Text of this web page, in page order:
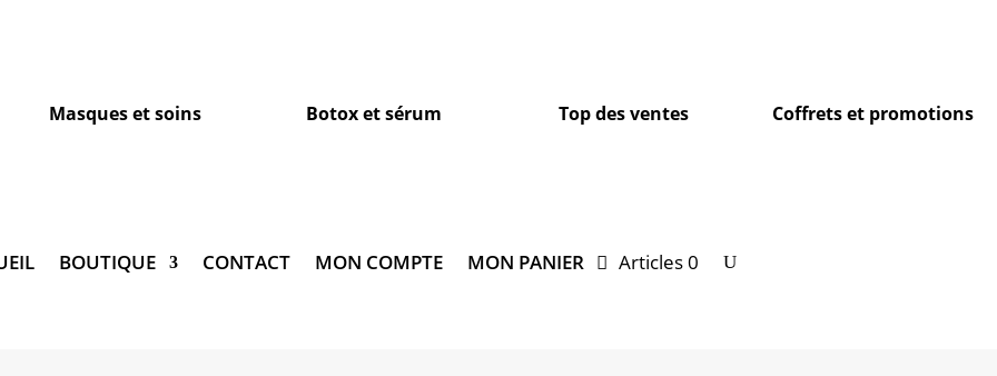
Masques et soins Botox et sérum Top des ventes Coffrets et promotions
BOUTIQUE CONTACT MON COMPTE MON PANIER Articles 0